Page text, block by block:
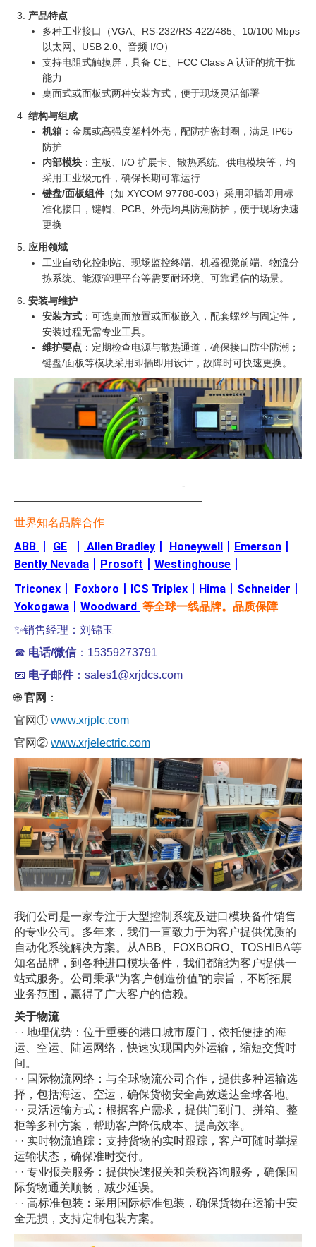
产品特点
多种工业接口（VGA、RS‑232/RS‑422/485、10/100 Mbps
以太网、USB 2.0、音频 I/O）
支持电阻式触摸屏，具备 CE、FCC Class A 认证的抗干扰
能力
桌面式或面板式两种安装方式，便于现场灵活部署
结构与组成
机箱 ：金属或高强度塑料外壳，配防护密封圈，满足 IP65
防护
内部模块 ：主板、I/O 扩展卡、散热系统、供电模块等，均
采用工业级元件，确保长期可靠运行
键盘/面板组件 （如 XYCOM 97788‑003）采用即插即用标
准化接口，键帽、PCB、外壳均具防潮防护，便于现场快速
更换
应用领域
工业自动化控制站、现场监控终端、机器视觉前端、物流分
拣系统、能源管理平台等需要耐环境、可靠通信的场景。
安装与维护
安装方式 ：可选桌面放置或面板嵌入，配套螺丝与固定件，
安装过程无需专业工具。
维护要点 ：定期检查电源与散热通道，确保接口防尘防潮；
键盘/面板等模块采用即插即用设计，故障时可快速更换。
—————————————————-
———————————————————
世界知名品牌合作
ABB GE Allen Bradley Honeywell Emerson
Bently Nevada
Prosoft Westinghouse
Triconex
Foxboro ICS Triplex Hima Schneider
Yokogawa
Woodward 等全球一线品牌。品质保障
✨销售经理：刘锦玉
☎ 电话/微信：15359273791
📧 电子邮件：sales1@xrjdcs.com
🌐官网 ：
官网① www.xrjplc.com
官网② www.xrjelectric.com
我们公司是一家专注于大型控制系统及进口模块备件销售
的专业公司。多年来，我们一直致力于为客户提供优质的
自动化系统解决方案。从ABB、FOXBORO、TOSHIBA等
知名品牌，到各种进口模块备件，我们都能为客户提供一
站式服务。公司秉承“为客户创造价值”的宗旨，不断拓展
业务范围，赢得了广大客户的信赖。
关于物流
· · 地理优势：位于重要的港口城市厦门，依托便捷的海
运、空运、陆运网络，快速实现国内外运输，缩短交货时
间。
· · 国际物流网络：与全球物流公司合作，提供多种运输选
择，包括海运、空运，确保货物安全高效送达全球各地。
· · 灵活运输方式：根据客户需求，提供门到门、拼箱、整
柜等多种方案，帮助客户降低成本、提高效率。
· · 实时物流追踪：支持货物的实时跟踪，客户可随时掌握
运输状态，确保准时交付。
· · 专业报关服务：提供快速报关和关税咨询服务，确保国
际货物通关顺畅，减少延误。
· · 高标准包装：采用国际标准包装，确保货物在运输中安
全无损，支持定制包装方案。